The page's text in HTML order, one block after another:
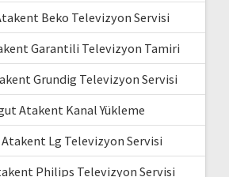
Beko Televizyon Servisi
Garantili Televizyon Tamiri
Grundig Televizyon Servisi
Atakent Kanal Yükleme
Lg Televizyon Servisi
Philips Televizyon Servisi